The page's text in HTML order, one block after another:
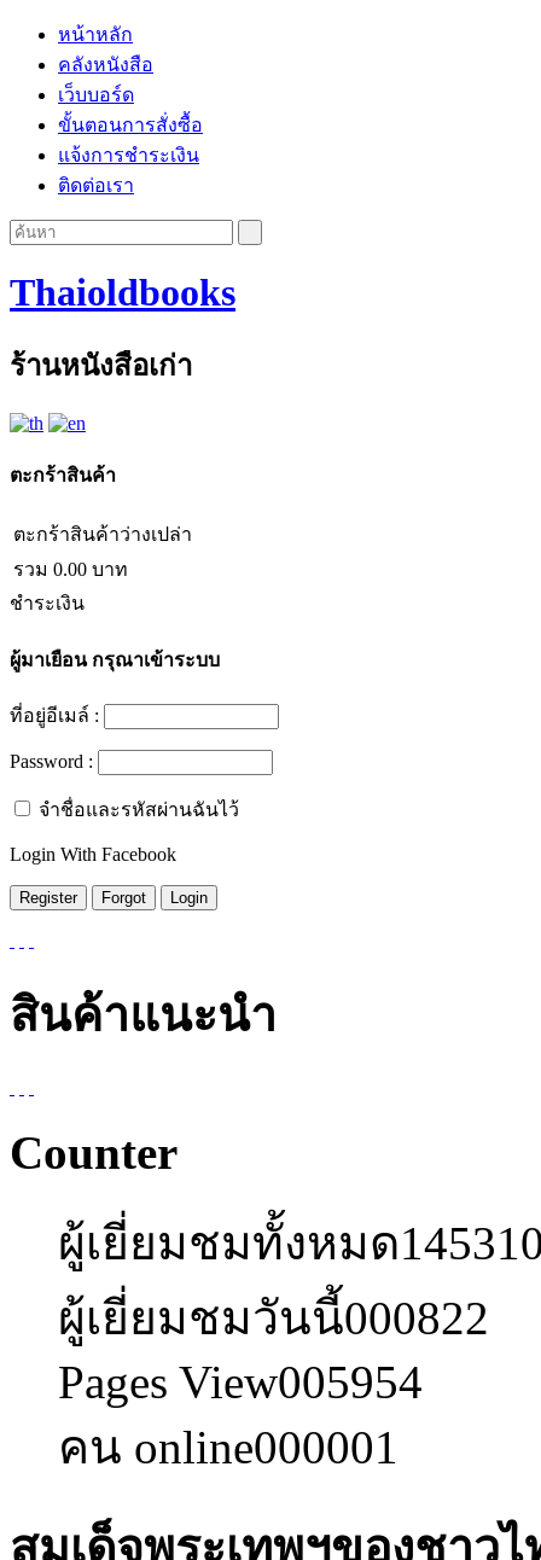
หน้าหลัก
คลังหนังสือ
เว็บบอร์ด
ขั้นตอนการสั่งซื้อ
แจ้งการชำระเงิน
ติดต่อเรา
Thaioldbooks
ร้านหนังสือเก่า
ตะกร้าสินค้า
ตะกร้าสินค้าว่างเปล่า
รวม 0.00 บาท
ชำระเงิน
ผู้มาเยือนกรุณาเข้าระบบ
ที่อยู่อีเมล์ :
Password :
จำชื่อและรหัสผ่านฉันไว้
Login With Facebook
สินค้าแนะนำ
Counter
ผู้เยี่ยมชมทั้งหมด
ผู้เยี่ยมชมวันนี้000822
Pages View005954
คน online000001
สมเด็จพระเทพฯของชาวไ